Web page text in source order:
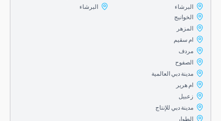
البرشاء
البرشاء
الخوانيج
ام سقيم
مدينة دبي العالمية
مدينة دبي للإنتاج